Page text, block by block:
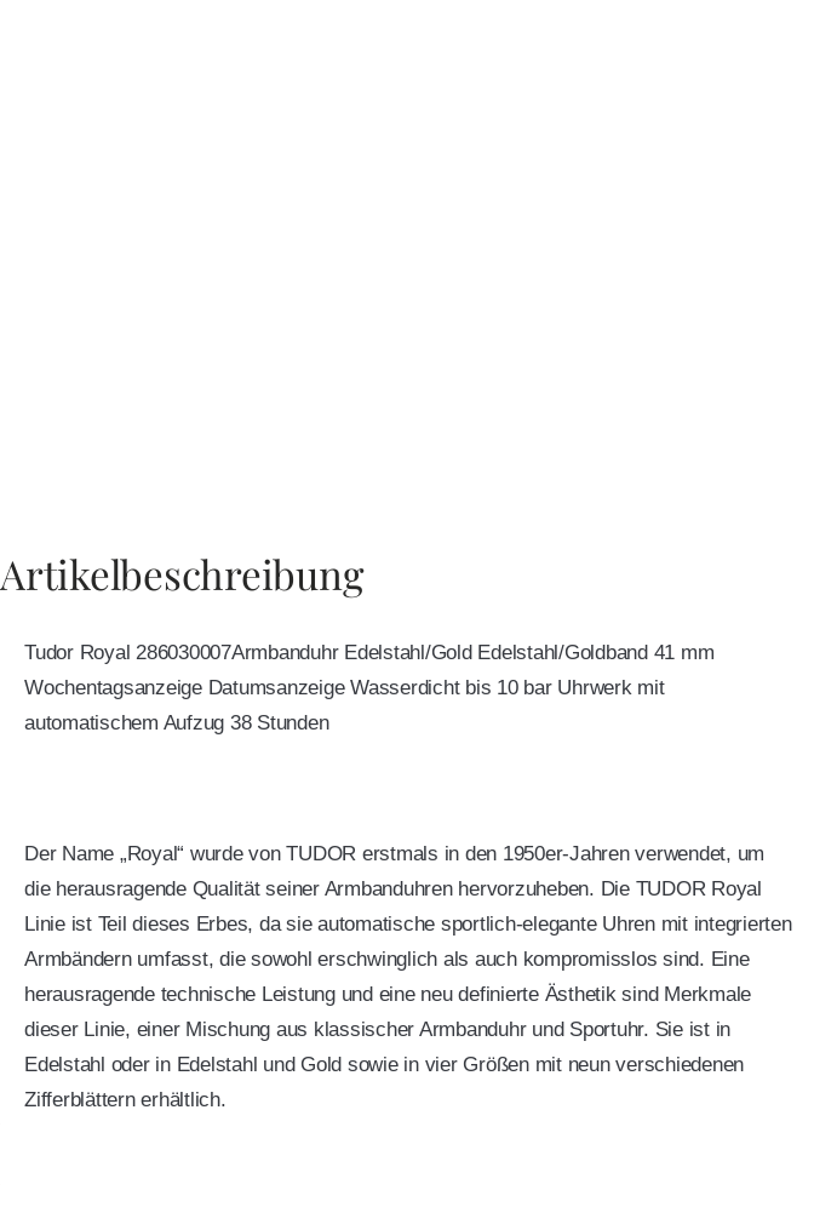
Artikelbeschreibung
Tudor Royal 286030007Armbanduhr Edelstahl/Gold Edelstahl/Goldband 41 mm
Wochentagsanzeige Datumsanzeige Wasserdicht bis 10 bar Uhrwerk mit
automatischem Aufzug 38 Stunden
Der Name „Royal“ wurde von TUDOR erstmals in den 1950er-Jahren verwendet, um
die herausragende Qualität seiner Armbanduhren hervorzuheben. Die TUDOR Royal
Linie ist Teil dieses Erbes, da sie automatische sportlich-elegante Uhren mit integrierten
Armbändern umfasst, die sowohl erschwinglich als auch kompromisslos sind. Eine
herausragende technische Leistung und eine neu definierte Ästhetik sind Merkmale
dieser Linie, einer Mischung aus klassischer Armbanduhr und Sportuhr. Sie ist in
Edelstahl oder in Edelstahl und Gold sowie in vier Größen mit neun verschiedenen
Zifferblättern erhältlich.